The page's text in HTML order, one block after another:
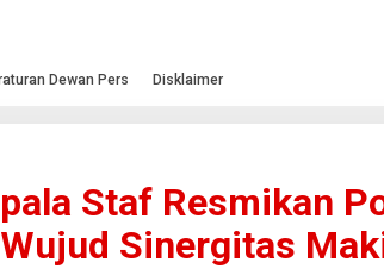
Dewan Pers Disklaimer
Staf Resmikan
Sinergitas